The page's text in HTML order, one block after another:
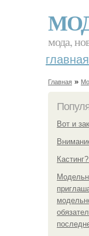
мода,
главная
Главная »
Вот и